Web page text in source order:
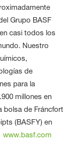
Grupo BASF
casi todos los
Nuestro
de
para la
millones en
bolsa de Fráncfort
(BASFY) en
www.basf.com